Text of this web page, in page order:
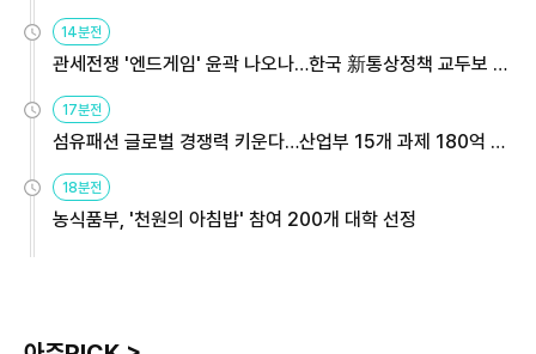
14분전
관세전쟁 '엔드게임' 윤곽 나오나…한국 新통상정책 교두보 활
17분전
섬유패션 글로벌 경쟁력 키운다…산업부 15개 과제 180억 지
18분전
농식품부, '천원의 아침밥' 참여 200개 대학 선정